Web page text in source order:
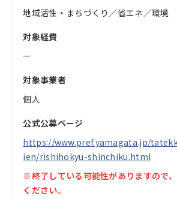
地域活性・まちづくり／省エネ／環境
対象経費
ー
対象事業者
個人
公式公募ページ
https://www.pref.yamagata.jp/
ien/rishihokyu-shinchiku.html
※終了している可能性がありますので
ください。